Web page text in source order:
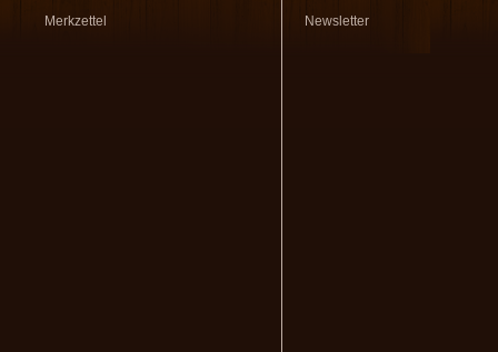
Merkzettel Newsletter